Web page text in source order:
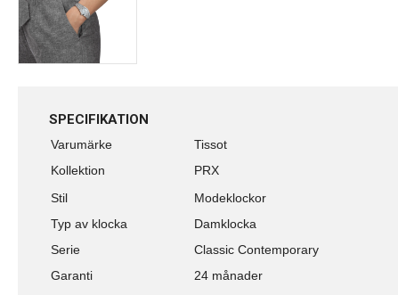
SPECIFIKATION
Varumärke
Tissot
Kollektion
PRX
Stil
Modeklockor
Typ av klocka
Damklocka
Serie
Classic Contemporary
Garanti
24 månader